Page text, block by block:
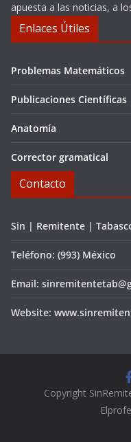
apuesta a las noticias, a
Enlaces Útiles
Problemas Matemáticos
Publicaciones Científicas
Anatomía
Corrector gramatical
Contacto
Sin | Remitente |
Teléfono: (993) México
Email:
Website:
Copyright